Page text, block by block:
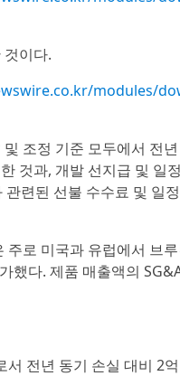
이다.
modules/
및 조정 기준 모두에서 전
것과, 개발 선지급 및
련된 선불 수수료 및
주로 미국과 유럽에서 브
했다. 제품 매출액의
전년 동기 손실 대비 2